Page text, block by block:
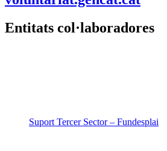
Entitats col·laboradores
Suport Tercer Sector – Fundesplai